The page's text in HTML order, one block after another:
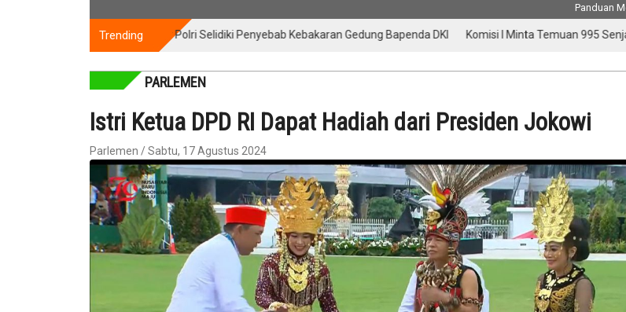
Panduan
Trending
Puslabfor Polri Selidiki Penyebab Kebakaran Gedung Bapenda DKI Komisi I Minta Temuan 995 Senjata di
PARLEMEN
Istri Ketua DPD RI Dapat Hadiah dari Presiden Jokowi
Parlemen / Sabtu, 17 Agustus 2024